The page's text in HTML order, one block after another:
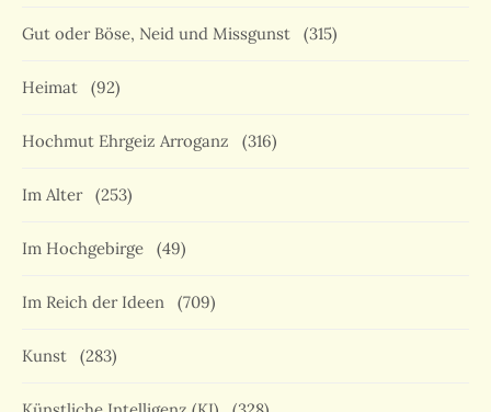
Gut oder Böse, Neid und Missgunst (315)
Heimat (92)
Hochmut Ehrgeiz Arroganz (316)
Im Alter (253)
Im Hochgebirge (49)
Im Reich der Ideen (709)
Kunst (283)